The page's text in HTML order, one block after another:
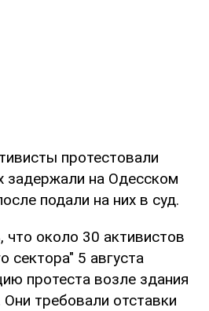
протестовали
задержали на Одесском
подали на них в суд.
что около 30 активистов
сектора" 5 августа
протеста возле здания
требовали отставки